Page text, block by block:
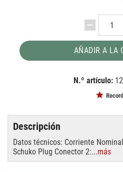
AÑADIR A LA
N.º artículo:
Descripción
Datos técnicos: Corriente
Schuko Plug Conector 2:...más